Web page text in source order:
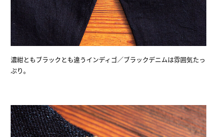
濃紺ともブラックとも違うインディゴ／ブラックデニムは雰囲気たっ
ぷり。